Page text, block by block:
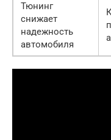
Тюнинг
снижает
надежность
автомобиля